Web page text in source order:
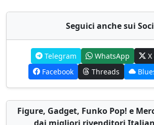
Seguici anche sui
Telegram WhatsApp
Facebook
Threads
Figure, Gadget, Funko Pop! e